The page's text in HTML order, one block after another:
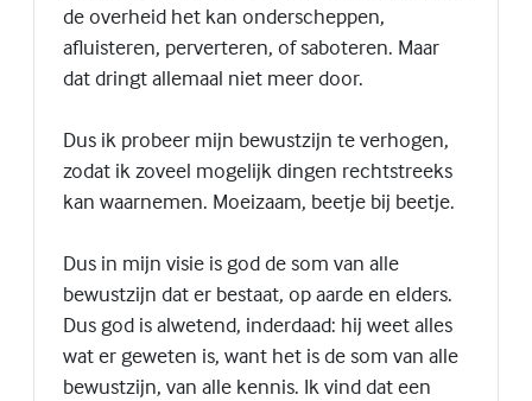
de overheid het kan onderscheppen,
afluisteren, perverteren, of saboteren. Maar
dat dringt allemaal niet meer door.
Dus ik probeer mijn bewustzijn te verhogen,
zodat ik zoveel mogelijk dingen rechtstreeks
kan waarnemen. Moeizaam, beetje bij beetje.
Dus in mijn visie is god de som van alle
bewustzijn dat er bestaat, op aarde en elders.
Dus god is alwetend, inderdaad: hij weet alles
wat er geweten is, want het is de som van alle
bewustzijn, van alle kennis. Ik vind dat een